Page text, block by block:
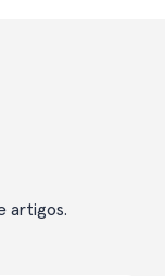
artigos.